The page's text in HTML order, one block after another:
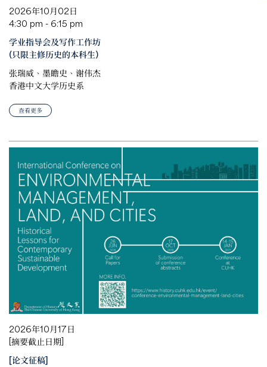
2026年10月02日
4:30 pm - 6:15 pm
学业指导会及写作工作坊
(只限主修历史的本科生)
张瑞威、墨瞻史、谢伟杰
香港中文大学历史系
查看更多
2026年10月17日
[摘要截止日期]
[论文征稿]